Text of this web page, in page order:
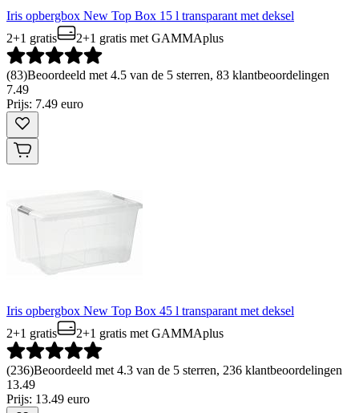
Iris opbergbox New Top Box 15 l transparant met deksel
2+1 gratis
2+1 gratis met GAMMAplus
(83)Beoordeeld met 4.5 van de 5 sterren, 83 klantbeoordelingen
7.49
Prijs: 7.49 euro
Iris opbergbox New Top Box 45 l transparant met deksel
2+1 gratis
2+1 gratis met GAMMAplus
(236)Beoordeeld met 4.3 van de 5 sterren, 236 klantbeoordelingen
13.49
Prijs: 13.49 euro